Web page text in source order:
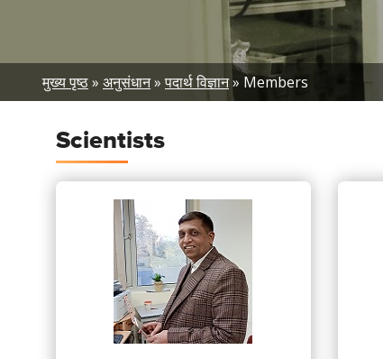
Breadcrumb
मुख्य पृष्ठ अनुसंधान पदार्थ विज्ञान Members
Scientists